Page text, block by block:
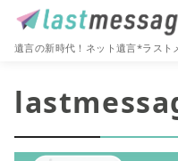
遺言の新時代！ネット遺言*ラスト